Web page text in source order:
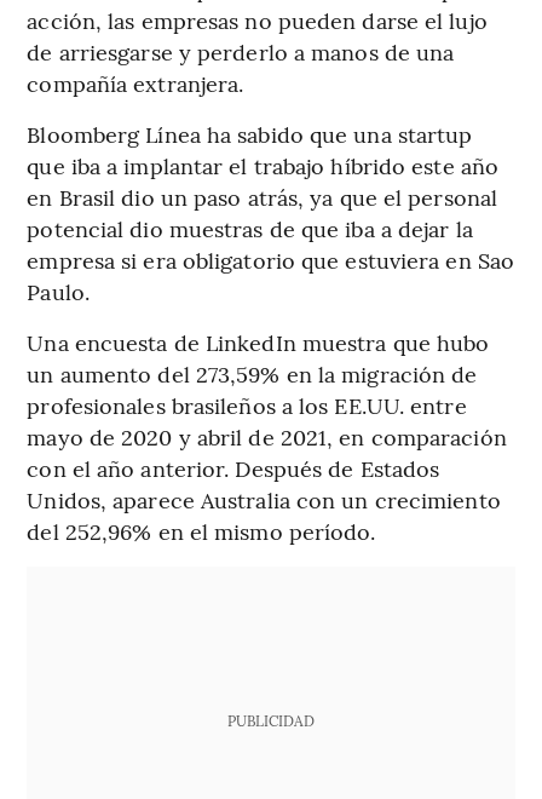
acción, las empresas no pueden darse el lujo
de arriesgarse y perderlo a manos de una
compañía extranjera.
Bloomberg Línea ha sabido que una startup
que iba a implantar el trabajo híbrido este año
en Brasil dio un paso atrás, ya que el personal
potencial dio muestras de que iba a dejar la
empresa si era obligatorio que estuviera en Sao
Paulo.
Una encuesta de LinkedIn muestra que hubo
un aumento del 273,59% en la migración de
profesionales brasileños a los EE.UU. entre
mayo de 2020 y abril de 2021, en comparación
con el año anterior. Después de Estados
Unidos, aparece Australia con un crecimiento
del 252,96% en el mismo período.
PUBLICIDAD